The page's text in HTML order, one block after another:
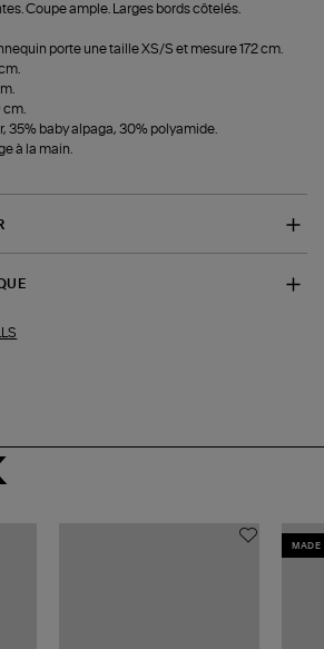
Coupe ample. Larges bords côtelés.
porte une taille XS/S et mesure 172 cm.
cm.
35% baby alpaga, 30% polyamide.
à la main.
MADE